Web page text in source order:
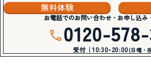
無料体験
お電話でのお問い合わせ・お申し込み
0120-
受付｜10:30-20:00(日曜・